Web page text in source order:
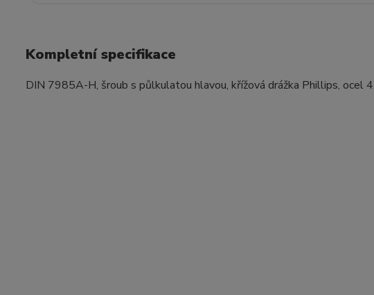
Kompletní specifikace
DIN 7985A-H, šroub s půlkulatou hlavou, křížová drážka Phillips, ocel